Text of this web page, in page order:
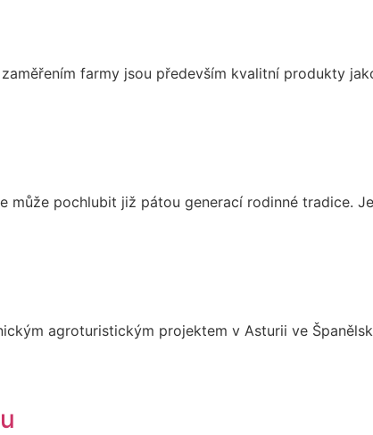
farmy jsou především kvalitní produkty
může pochlubit již pátou generací rodinné tradice.
agroturistickým projektem v Asturii ve